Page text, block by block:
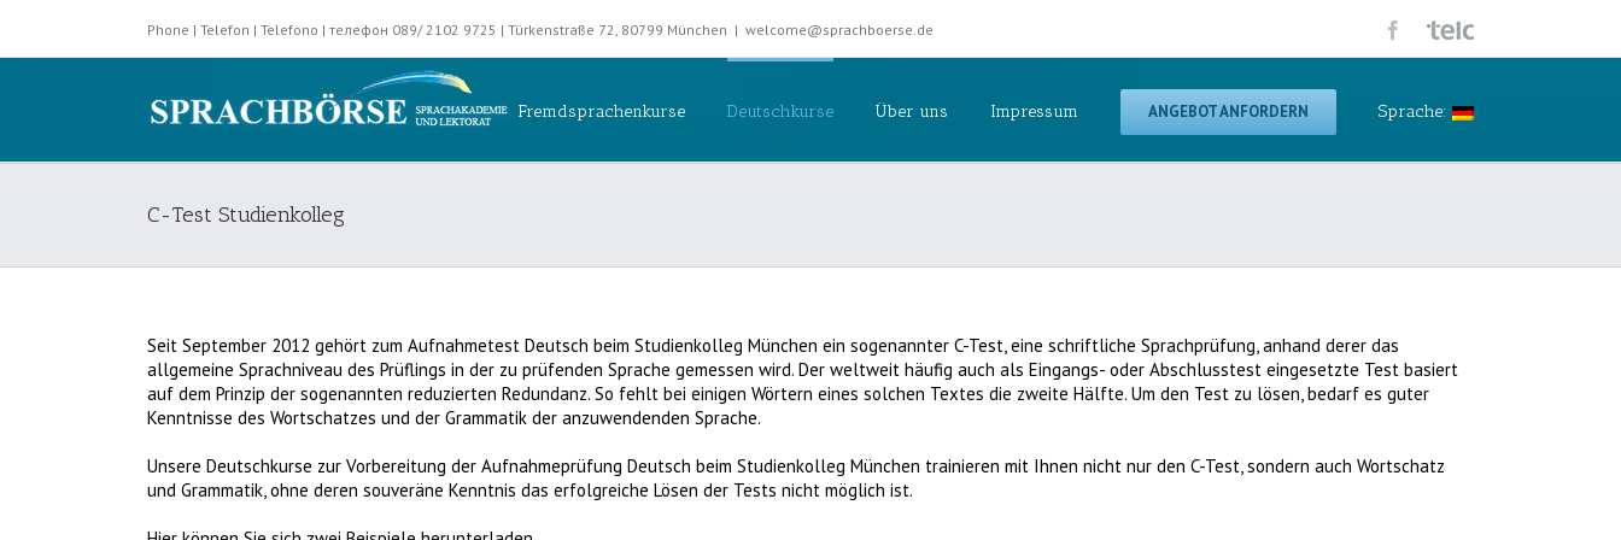
Phone | Telefon | Telefono | телефон 089/ 2102 9725 | Türkenstraße 72, 80799 München | welcome@sprachboerse.de
Fremdsprachenkurse Deutschkurse Über uns Impressum ANGEBOT ANFORDERN Sprache:
C-Test Studienkolleg
Seit September 2012 gehört zum Aufnahmetest Deutsch beim Studienkolleg München ein sogenannter C-Test, eine schriftliche Sprachprüfung, anhand derer das
allgemeine Sprachniveau des Prüflings in der zu prüfenden Sprache gemessen wird. Der weltweit häufig auch als Eingangs- oder Abschlusstest eingesetzte Test basiert
auf dem Prinzip der sogenannten reduzierten Redundanz. So fehlt bei einigen Wörtern eines solchen Textes die zweite Hälfte. Um den Test zu lösen, bedarf es guter
Kenntnisse des Wortschatzes und der Grammatik der anzuwendenden Sprache.
Unsere Deutschkurse zur Vorbereitung der Aufnahmeprüfung Deutsch beim Studienkolleg München trainieren mit Ihnen nicht nur den C-Test, sondern auch Wortschatz
und Grammatik, ohne deren souveräne Kenntnis das erfolgreiche Lösen der Tests nicht möglich ist.